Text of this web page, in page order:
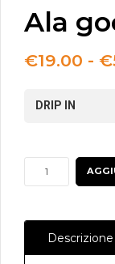
Ala
€19.00 - €
DRIP IN
gocciolante
Descrizione